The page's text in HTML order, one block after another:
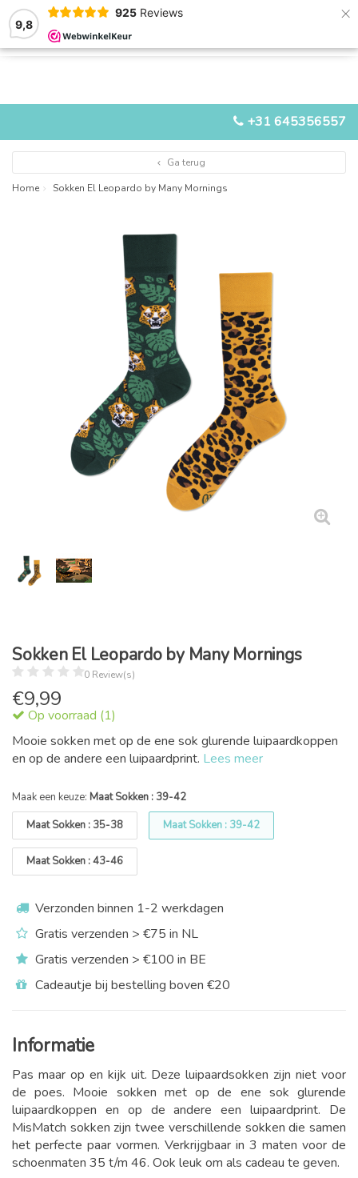
9,8
925 Reviews ×
+31 645356557
MENU
Ga terug
Home
Sokken El Leopardo by Many Mornings
Sokken El Leopardo by Many Mornings
0 Review(s)
€9,99
Op voorraad (1)
Mooie sokken met op de ene sok glurende luipaardkoppen
en op de andere een luipaardprint. Lees meer
Maak een keuze: Maat Sokken : 39-42
Maat Sokken : 35-38
Maat Sokken : 39-42
Maat Sokken : 43-46
Verzonden binnen 1-2 werkdagen
Gratis verzenden > €75 in NL
Gratis verzenden > €100 in BE
Cadeautje bij bestelling boven €20
Informatie
Pas maar op en kijk uit. Deze luipaardsokken zijn niet voor
de poes. Mooie sokken met op de ene sok glurende
luipaardkoppen en op de andere een luipaardprint. De
MisMatch sokken zijn twee verschillende sokken die samen
het perfecte paar vormen. Verkrijgbaar in 3 maten voor de
schoenmaten 35 t/m 46. Ook leuk om als cadeau te geven.